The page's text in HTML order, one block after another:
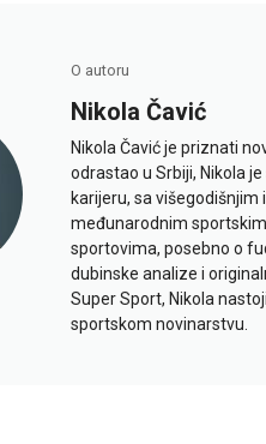
O autoru
Nikola Čavić
Nikola Čavić je priznati
odrastao u Srbiji, Nikola
karijeru, sa
međunarodnim
sportovima, posebno o
dubinske analize i
Super Sport, Nikola
sportskom novinarstvu.